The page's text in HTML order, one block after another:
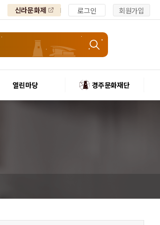
신라문화제 로그인 회원가입
열린마당 경주문화재단